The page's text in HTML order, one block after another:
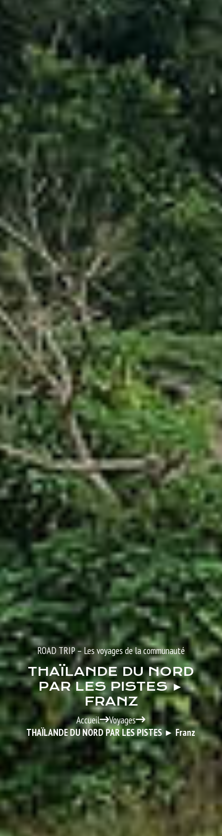
ROAD TRIP –Les voyages de la communauté
THAÏLANDE DU NORD
PAR LES PISTES ►
FRANZ
Accueil
Voyages
THAÏLANDE DU NORD PAR LES PISTES ► Franz